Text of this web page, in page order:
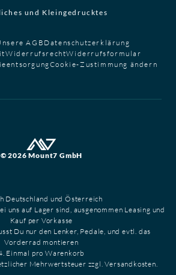
und Kleingedrucktes
AGB Datenschutzerklärung
WiderrufsrechtWiderrufsformular
Cookie-Zustimmung ändern
© 2026 Mount7 GmbH
Deutschland und Österreich
uns auf Lager sind, ausgenommen Leasing und
Kauf per Vorkasse
Du nur den Lenker, Pedale, und evtl. das
Vorderrad montieren
Einmal pro Warenkorb
Mehrwertsteuer zzgl. Versandkosten.